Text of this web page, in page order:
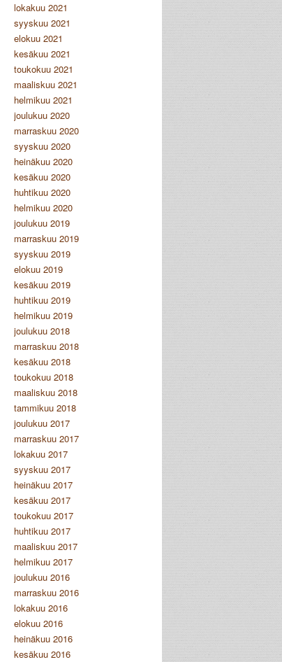
lokakuu 2021
syyskuu 2021
elokuu 2021
kesäkuu 2021
toukokuu 2021
maaliskuu 2021
helmikuu 2021
joulukuu 2020
marraskuu 2020
syyskuu 2020
heinäkuu 2020
kesäkuu 2020
huhtikuu 2020
helmikuu 2020
joulukuu 2019
marraskuu 2019
syyskuu 2019
elokuu 2019
kesäkuu 2019
huhtikuu 2019
helmikuu 2019
joulukuu 2018
marraskuu 2018
kesäkuu 2018
toukokuu 2018
maaliskuu 2018
tammikuu 2018
joulukuu 2017
marraskuu 2017
lokakuu 2017
syyskuu 2017
heinäkuu 2017
kesäkuu 2017
toukokuu 2017
huhtikuu 2017
maaliskuu 2017
helmikuu 2017
joulukuu 2016
marraskuu 2016
lokakuu 2016
elokuu 2016
heinäkuu 2016
kesäkuu 2016